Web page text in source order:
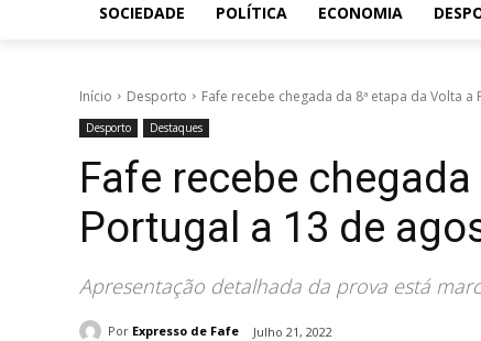
SOCIEDADE POLÍTICA ECONOMIA
Início Desporto Fafe recebe chegada da 8ª etapa da Volta a
Desporto Destaques
Fafe recebe
Portugal a 13 de
Apresentação detalhada da prova está
Por Expresso de Fafe Julho 21, 2022